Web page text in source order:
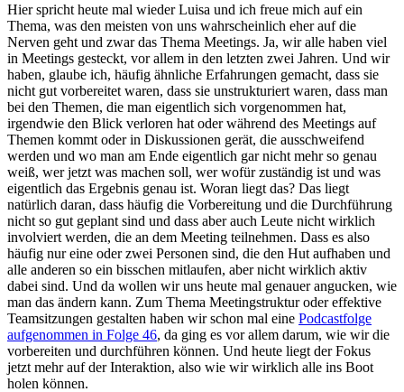
Hier spricht heute mal wieder Luisa und ich freue mich auf ein
Thema, was den meisten von uns wahrscheinlich eher auf die
Nerven geht und zwar das Thema Meetings. Ja, wir alle haben viel
in Meetings gesteckt, vor allem in den letzten zwei Jahren. Und wir
haben, glaube ich, häufig ähnliche Erfahrungen gemacht, dass sie
nicht gut vorbereitet waren, dass sie unstrukturiert waren, dass man
bei den Themen, die man eigentlich sich vorgenommen hat,
irgendwie den Blick verloren hat oder während des Meetings auf
Themen kommt oder in Diskussionen gerät, die ausschweifend
werden und wo man am Ende eigentlich gar nicht mehr so genau
weiß, wer jetzt was machen soll, wer wofür zuständig ist und was
eigentlich das Ergebnis genau ist. Woran liegt das? Das liegt
natürlich daran, dass häufig die Vorbereitung und die Durchführung
nicht so gut geplant sind und dass aber auch Leute nicht wirklich
involviert werden, die an dem Meeting teilnehmen. Dass es also
häufig nur eine oder zwei Personen sind, die den Hut aufhaben und
alle anderen so ein bisschen mitlaufen, aber nicht wirklich aktiv
dabei sind. Und da wollen wir uns heute mal genauer angucken, wie
man das ändern kann. Zum Thema Meetingstruktur oder effektive
Teamsitzungen gestalten haben wir schon mal eine Podcastfolge
aufgenommen in Folge 46, da ging es vor allem darum, wie wir die
vorbereiten und durchführen können. Und heute liegt der Fokus
jetzt mehr auf der Interaktion, also wie wir wirklich alle ins Boot
holen können.